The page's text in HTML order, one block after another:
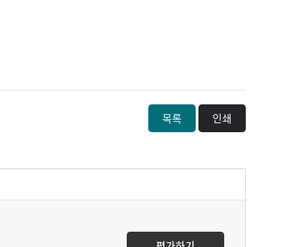
목록 인쇄